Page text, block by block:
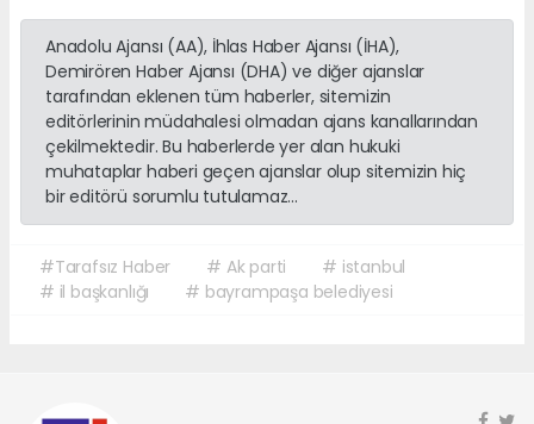
Anadolu Ajansı (AA), İhlas Haber Ajansı (İHA),
Demirören Haber Ajansı (DHA) ve diğer ajanslar
tarafından eklenen tüm haberler, sitemizin
editörlerinin müdahalesi olmadan ajans kanallarından
çekilmektedir. Bu haberlerde yer alan hukuki
muhataplar haberi geçen ajanslar olup sitemizin hiç
bir editörü sorumlu tutulamaz...
#Tarafsız Haber # Ak parti
# istanbul
# il başkanlığı
# bayrampaşa belediyesi